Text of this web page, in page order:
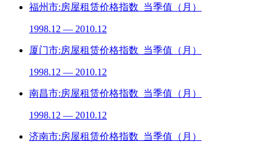
福州市:房屋租赁价格指数_当季值（月）
1998.12 — 2010.12
厦门市:房屋租赁价格指数_当季值（月）
1998.12 — 2010.12
南昌市:房屋租赁价格指数_当季值（月）
1998.12 — 2010.12
济南市:房屋租赁价格指数_当季值（月）